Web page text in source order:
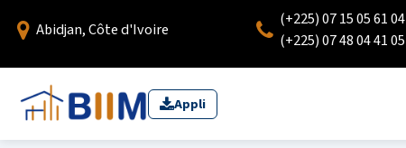
Abidjan, Côte d'Ivoire
(+225) 07 15 05 61 04
(+225) 07 48 04 41 05
Appli